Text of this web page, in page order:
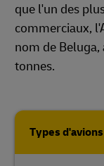
que l'un des
commerciaux,
nom de
tonnes.
Types